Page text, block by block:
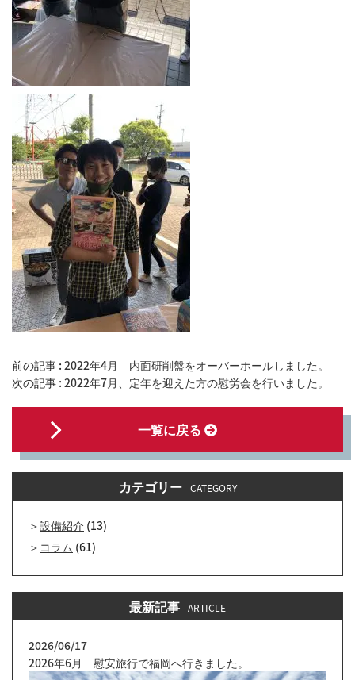
前の記事 : 2022年4月 内面研削盤をオーバーホールしました。
次の記事 : 2022年7月、定年を迎えた方の慰労会を行いました。
一覧に戻る
カテゴリー CATEGORY
設備紹介 (13)
コラム (61)
最新記事 ARTICLE
2026/06/17
2026年6月 慰安旅行で福岡へ行きました。